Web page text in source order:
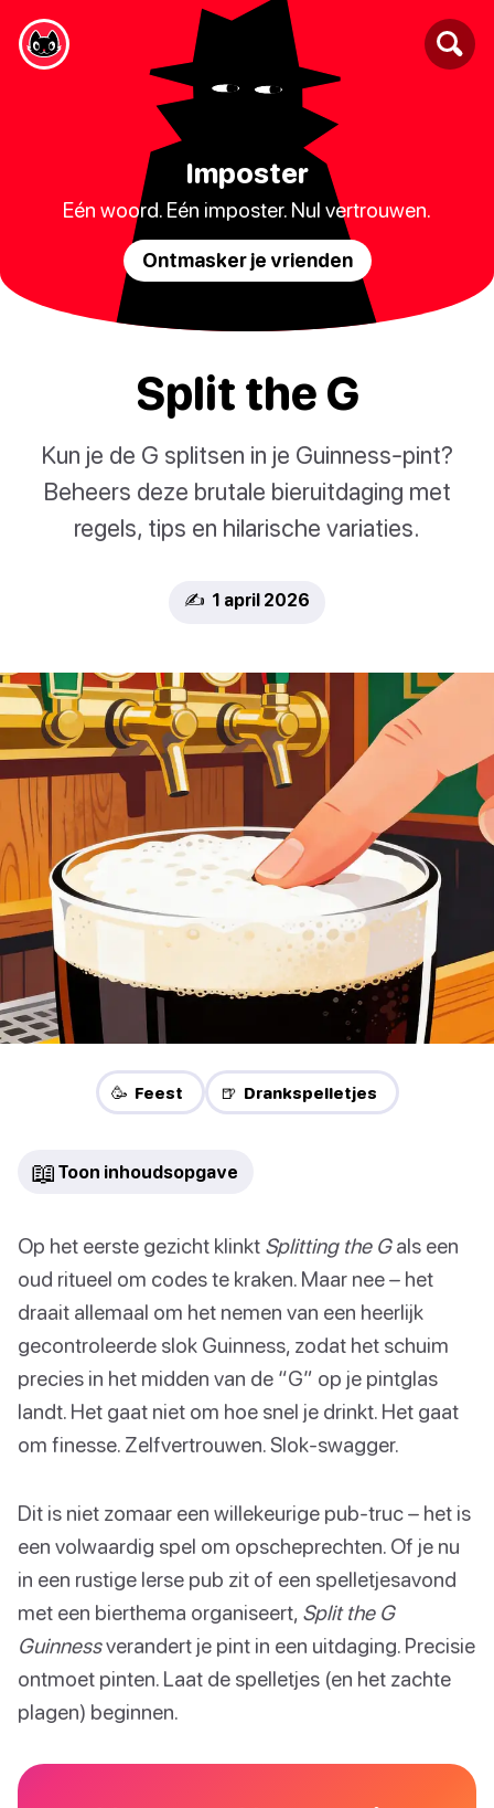
Imposter
Eén woord. Eén imposter. Nul vertrouwen.
Ontmasker je vrienden
Split the G
Kun je de G splitsen in je Guinness-pint?
Beheers deze brutale bieruitdaging met
regels, tips en hilarische variaties.
✍️ 1 april 2026
🥳 Feest 🍺 Drankspelletjes
📖 Toon inhoudsopgave
Op het eerste gezicht klinkt Splitting the Gals een
oud ritueel om codes te kraken. Maar nee – het
draait allemaal om het nemen van een heerlijk
gecontroleerde slok Guinness, zodat het schuim
precies in het midden van de “G” op je pintglas
landt. Het gaat niet om hoe snel je drinkt. Het gaat
om finesse. Zelfvertrouwen. Slok-swagger.
Dit is niet zomaar een willekeurige pub-truc – het is
een volwaardig spel om opscheprechten. Of je nu
in een rustige Ierse pub zit of een spelletjesavond
met een bierthema organiseert, Split the G
Guinnessverandert je pint in een uitdaging. Precisie
ontmoet pinten. Laat de spelletjes (en het zachte
plagen) beginnen.